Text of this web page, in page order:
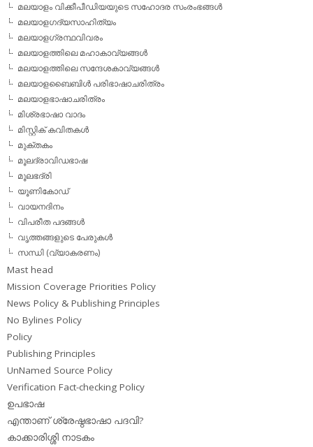
മലയാളം വിക്കീപീഡിയയുടെ സഹോദര സംരംഭങ്ങള്‍
മലയാളഗദ്യസാഹിത്യം
മലയാളഗ്രന്ഥവിവരം
മലയാളത്തിലെ മഹാകാവ്യങ്ങള്‍
മലയാളത്തിലെ സന്ദേശകാവ്യങ്ങള്‍
മലയാളബൈബിള്‍ പരിഭാഷാചരിത്രം
മലയാളഭാഷാചരിത്രം
മിശ്രഭാഷാ വാദം
മിസ്റ്റിക് കവിതകള്‍
മുക്തകം
മൂലദ്രാവിഡഭാഷ
മൂലഭദ്രി
യൂണികോഡ്
വായനദിനം
വിപരീത പദങ്ങള്‍
വൃത്തങ്ങളുടെ പേരുകള്‍
സന്ധി (വ്യാകരണം)
Mast head
Mission Coverage Priorities Policy
News Policy & Publishing Principles
No Bylines Policy
Policy
Publishing Principles
UnNamed Source Policy
Verification Fact-checking Policy
ഉപഭാഷ
എന്താണ് ശ്രേഷ്ഠഭാഷാ പദവി?
കാക്കാരിശ്ശി നാടകം